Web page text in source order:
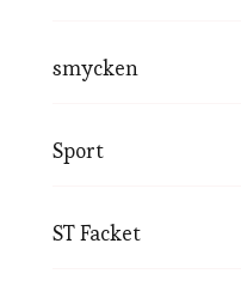
smycken
Sport
ST Facket